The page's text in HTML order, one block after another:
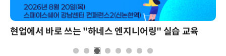
현업에서 바로 쓰는 "하네스 엔지니어링" 실습 교육